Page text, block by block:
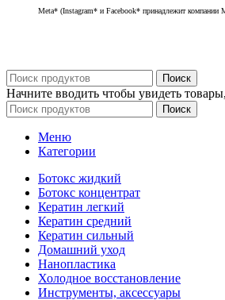
Meta* (Instagram* и Facebook* принадлежит компании
Поиск
Начните вводить чтобы увидеть
Поиск
Меню
Категории
Ботокс жидкий
Ботокс концентрат
Кератин легкий
Кератин средний
Кератин сильный
Домашний уход
Нанопластика
Холодное восстановление
Инструменты, аксессуары